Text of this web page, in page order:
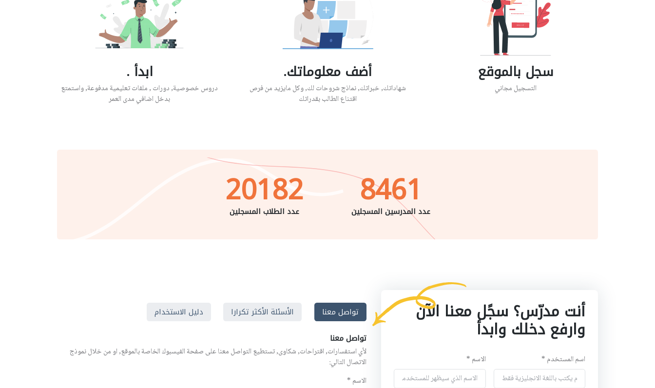
سجل بالموقع
التسجيل مجاني
أضف معلوماتك.
شهاداتك, خبراتك, نماذج شروحات لك, وكل مايزيد من فرص
اقتناع الطالب بقدراتك
ابدأ .
دروس خصوصية, دورات , ملفات تعليمية مدفوعة, واستمتع
بدخل اضافي مدى العمر
8461
عدد المدرسين المسجلين 20182
عدد الطلاب المسجلين
أنت مدرّس؟ سجًل معنا الآن
وارفع دخلك وابدأ
اسم المستخدم * الاسم *
تواصل معنا الأسئلة الأكثر تكرارا
دليل الاستخدام
تواصل معنا
لأي استفسارات, اقتراحات, شكاوى, تستطيع التواصل معنا على صفحة الفيسبوك الخاصة بالموقع, او من خلال نموذج
الاتصال التالي:
الاسم *